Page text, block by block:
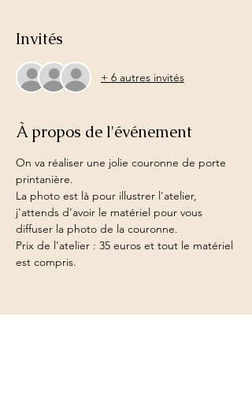
Invités
+ 6 autres invités
À propos de l'événement
On va réaliser une jolie couronne de porte
printanière.
La photo est là pour illustrer l'atelier,
j'attends d'avoir le matériel pour vous
diffuser la photo de la couronne.
Prix de l'atelier : 35 euros et tout le matériel
est compris.